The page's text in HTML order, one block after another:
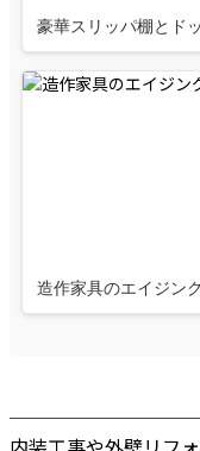
豪華スリッパ棚とド
造作家具のエイジン